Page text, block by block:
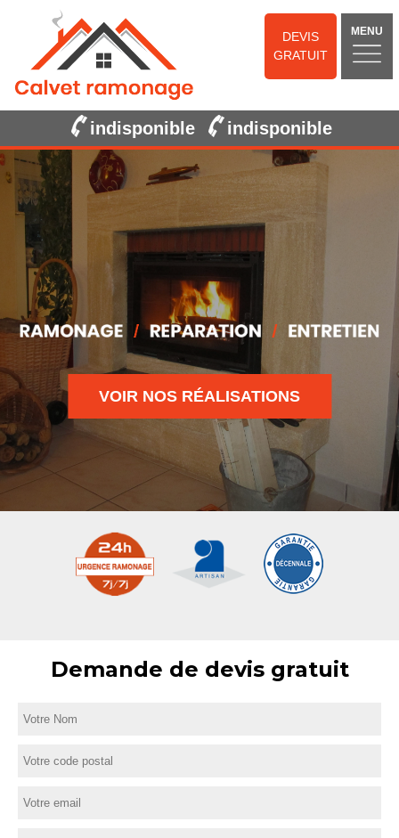
DEVIS
GRATUIT
MENU
indisponible indisponible
VOIR NOS RÉALISATIONS
Demande de devis gratuit